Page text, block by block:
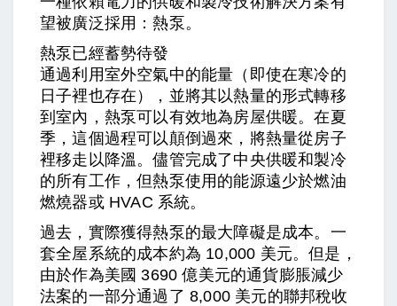
望被廣泛採用：熱泵。
熱泵已經蓄勢待發
通過利用室外空氣中的能量（即使在寒冷的
日子裡也存在），並將其以熱量的形式轉移
到室內，熱泵可以有效地為房屋供暖。在夏
季，這個過程可以顛倒過來，將熱量從房子
裡移走以降溫。儘管完成了中央供暖和製冷
的所有工作，但熱泵使用的能源遠少於燃油
燃燒器或 HVAC 系統。
過去，實際獲得熱泵的最大障礙是成本。一
套全屋系統的成本約為 10,000 美元。但是，
由於作為美國 3690 億美元的通貨膨脹減少
法案的一部分通過了 8,000 美元的聯邦稅收